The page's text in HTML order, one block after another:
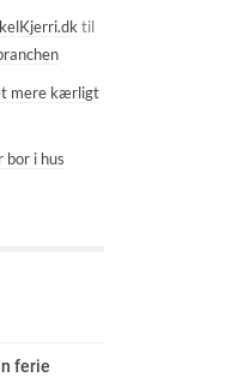
til
mere kærligt
bor i hus
ferie